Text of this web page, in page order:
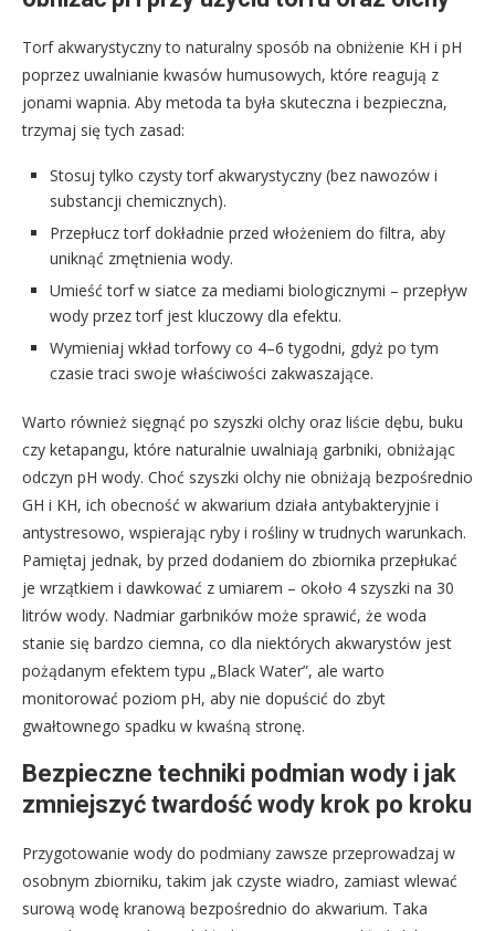
Torf akwarystyczny to naturalny sposób na obniżenie KH i pH
poprzez uwalnianie kwasów humusowych, które reagują z
jonami wapnia. Aby metoda ta była skuteczna i bezpieczna,
trzymaj się tych zasad:
Stosuj tylko czysty torf akwarystyczny (bez nawozów i
substancji chemicznych).
Przepłucz torf dokładnie przed włożeniem do filtra, aby
uniknąć zmętnienia wody.
Umieść torf w siatce za mediami biologicznymi – przepływ
wody przez torf jest kluczowy dla efektu.
Wymieniaj wkład torfowy co 4–6 tygodni, gdyż po tym
czasie traci swoje właściwości zakwaszające.
Warto również sięgnąć po szyszki olchy oraz liście dębu, buku
czy ketapangu, które naturalnie uwalniają garbniki, obniżając
odczyn pH wody. Choć szyszki olchy nie obniżają bezpośrednio
GH i KH, ich obecność w akwarium działa antybakteryjnie i
antystresowo, wspierając ryby i rośliny w trudnych warunkach.
Pamiętaj jednak, by przed dodaniem do zbiornika przepłukać
je wrzątkiem i dawkować z umiarem – około 4 szyszki na 30
litrów wody. Nadmiar garbników może sprawić, że woda
stanie się bardzo ciemna, co dla niektórych akwarystów jest
pożądanym efektem typu „Black Water”, ale warto
monitorować poziom pH, aby nie dopuścić do zbyt
gwałtownego spadku w kwaśną stronę.
Bezpieczne techniki podmian wody i jak
zmniejszyć twardość wody krok po kroku
Przygotowanie wody do podmiany zawsze przeprowadzaj w
osobnym zbiorniku, takim jak czyste wiadro, zamiast wlewać
surową wodę kranową bezpośrednio do akwarium. Taka